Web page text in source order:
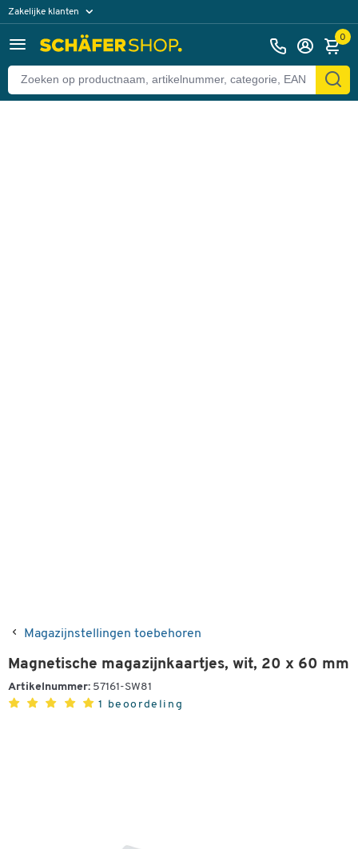
Zakelijke klanten
Particuliere klanten 0
Magazijnstellingen toebehoren
Magnetische magazijnkaartjes, wit, 20 x 60 mm
Artikelnummer: 57161-SW81
1 beoordeling
Terug